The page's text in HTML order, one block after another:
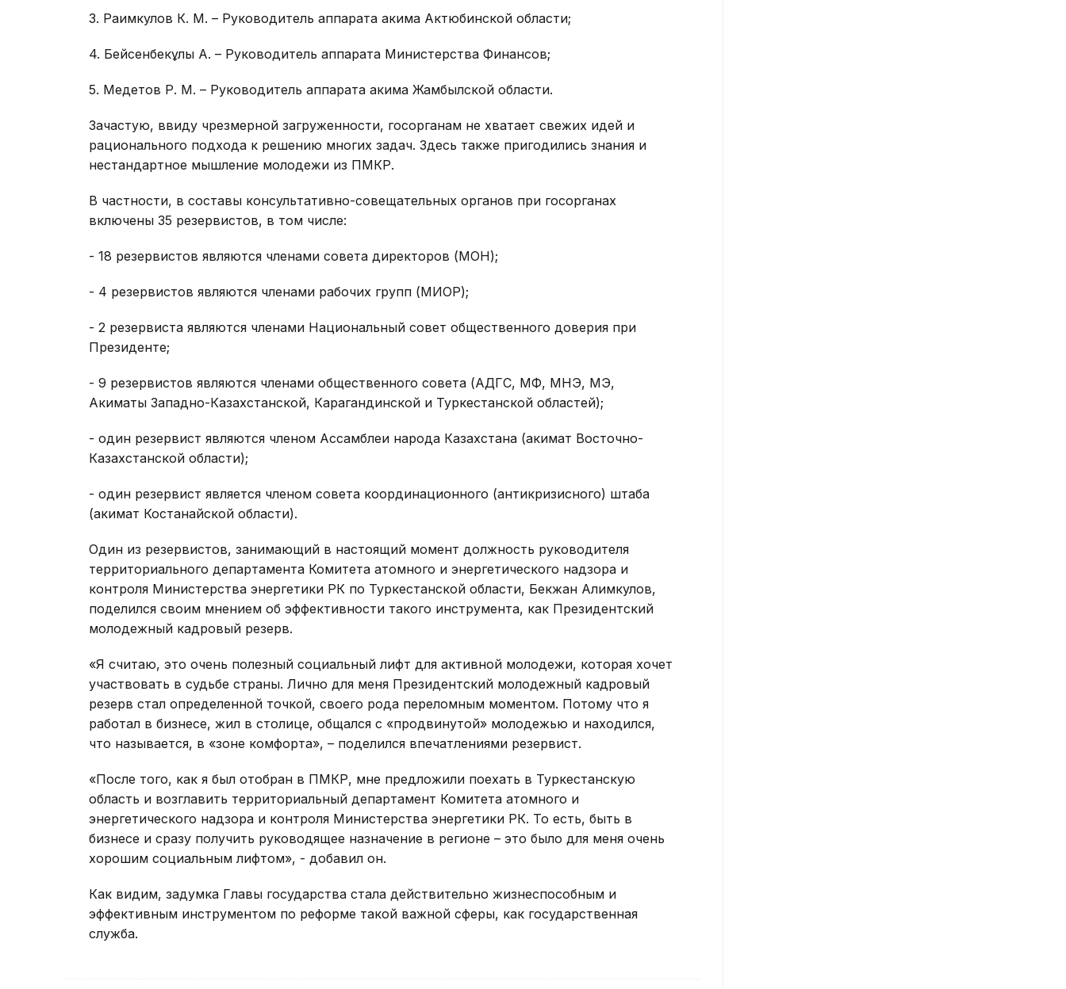
3. Раимкулов К. М. – Руководитель аппарата акима Актюбинской области;
4. Бейсенбекұлы А. – Руководитель аппарата Министерства Финансов;
5. Медетов Р. М. – Руководитель аппарата акима Жамбылской области.
Зачастую, ввиду чрезмерной загруженности, госорганам не хватает свежих идей и
рационального подхода к решению многих задач. Здесь также пригодились знания и
нестандартное мышление молодежи из ПМКР.
В частности, в составы консультативно-совещательных органов при госорганах
включены 35 резервистов, в том числе:
- 18 резервистов являются членами совета директоров (МОН);
- 4 резервистов являются членами рабочих групп (МИОР);
- 2 резервиста являются членами Национальный совет общественного доверия при
Президенте;
- 9 резервистов являются членами общественного совета (АДГС, МФ, МНЭ, МЭ,
Акиматы Западно-Казахстанской, Карагандинской и Туркестанской областей);
- один резервист являются членом Ассамблеи народа Казахстана (акимат Восточно-
Казахстанской области);
- один резервист является членом совета координационного (антикризисного) штаба
(акимат Костанайской области).
Один из резервистов, занимающий в настоящий момент должность руководителя
территориального департамента Комитета атомного и энергетического надзора и
контроля Министерства энергетики РК по Туркестанской области, Бекжан Алимкулов,
поделился своим мнением об эффективности такого инструмента, как Президентский
молодежный кадровый резерв.
«Я считаю, это очень полезный социальный лифт для активной молодежи, которая хочет
участвовать в судьбе страны. Лично для меня Президентский молодежный кадровый
резерв стал определенной точкой, своего рода переломным моментом. Потому что я
работал в бизнесе, жил в столице, общался с «продвинутой» молодежью и находился,
что называется, в «зоне комфорта», – поделился впечатлениями резервист.
«После того, как я был отобран в ПМКР, мне предложили поехать в Туркестанскую
область и возглавить территориальный департамент Комитета атомного и
энергетического надзора и контроля Министерства энергетики РК. То есть, быть в
бизнесе и сразу получить руководящее назначение в регионе – это было для меня очень
хорошим социальным лифтом», - добавил он.
Как видим, задумка Главы государства стала действительно жизнеспособным и
эффективным инструментом по реформе такой важной сферы, как государственная
служба.